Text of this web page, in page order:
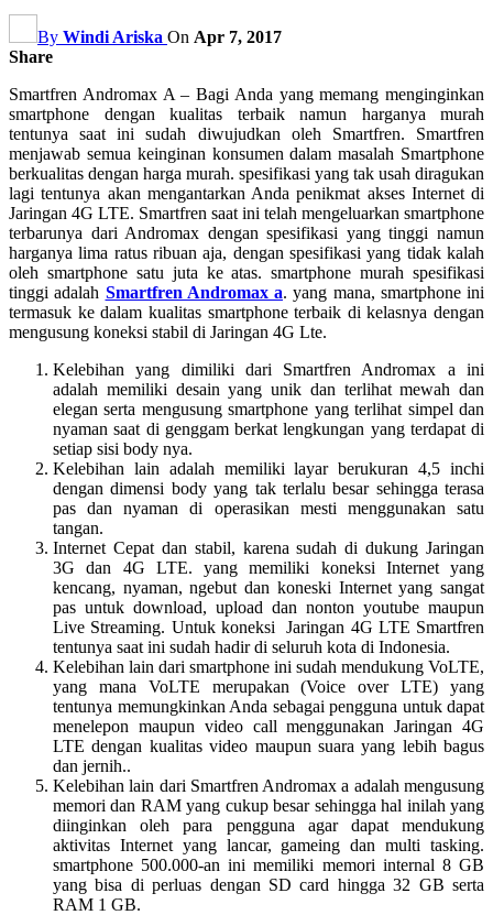
By Windi Ariska On Apr 7, 2017
Share
Smartfren Andromax A – Bagi Anda yang memang menginginkan
smartphone dengan kualitas terbaik namun harganya murah
tentunya saat ini sudah diwujudkan oleh Smartfren. Smartfren
menjawab semua keinginan konsumen dalam masalah Smartphone
berkualitas dengan harga murah. spesifikasi yang tak usah diragukan
lagi tentunya akan mengantarkan Anda penikmat akses Internet di
Jaringan 4G LTE. Smartfren saat ini telah mengeluarkan smartphone
terbarunya dari Andromax dengan spesifikasi yang tinggi namun
harganya lima ratus ribuan aja, dengan spesifikasi yang tidak kalah
oleh smartphone satu juta ke atas. smartphone murah spesifikasi
tinggi adalah Smartfren Andromax a. yang mana, smartphone ini
termasuk ke dalam kualitas smartphone terbaik di kelasnya dengan
mengusung koneksi stabil di Jaringan 4G Lte.
Kelebihan yang dimiliki dari Smartfren Andromax a ini
adalah memiliki desain yang unik dan terlihat mewah dan
elegan serta mengusung smartphone yang terlihat simpel dan
nyaman saat di genggam berkat lengkungan yang terdapat di
setiap sisi body nya.
Kelebihan lain adalah memiliki layar berukuran 4,5 inchi
dengan dimensi body yang tak terlalu besar sehingga terasa
pas dan nyaman di operasikan mesti menggunakan satu
tangan.
Internet Cepat dan stabil, karena sudah di dukung Jaringan
3G dan 4G LTE. yang memiliki koneksi Internet yang
kencang, nyaman, ngebut dan koneski Internet yang sangat
pas untuk download, upload dan nonton youtube maupun
Live Streaming. Untuk koneksi Jaringan 4G LTE Smartfren
tentunya saat ini sudah hadir di seluruh kota di Indonesia.
Kelebihan lain dari smartphone ini sudah mendukung VoLTE,
yang mana VoLTE merupakan (Voice over LTE) yang
tentunya memungkinkan Anda sebagai pengguna untuk dapat
menelepon maupun video call menggunakan Jaringan 4G
LTE dengan kualitas video maupun suara yang lebih bagus
dan jernih..
Kelebihan lain dari Smartfren Andromax a adalah mengusung
memori dan RAM yang cukup besar sehingga hal inilah yang
diinginkan oleh para pengguna agar dapat mendukung
aktivitas Internet yang lancar, gameing dan multi tasking.
smartphone 500.000-an ini memiliki memori internal 8 GB
yang bisa di perluas dengan SD card hingga 32 GB serta
RAM 1 GB.